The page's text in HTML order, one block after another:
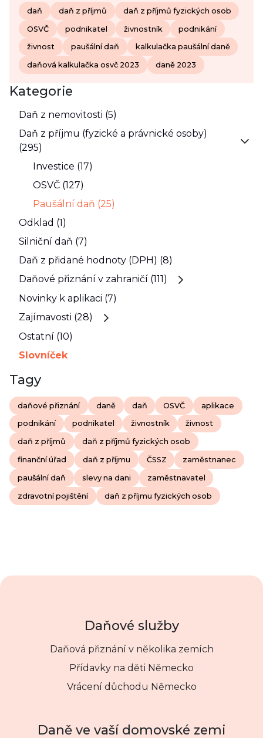
daň daň z příjmů daň z příjmů fyzických osob
OSVČ podnikatel živnostník podnikání
živnost paušální daň kalkulačka paušální daně
daňová kalkulačka osvč 2023 daně 2023
Kategorie
Daň z nemovitosti (5)
Daň z příjmu (fyzické a právnické osoby)
(295)
Investice (17)
OSVČ (127)
Paušální daň (25)
Odklad (1)
Silniční daň (7)
Daň z přidané hodnoty (DPH) (8)
Daňové přiznání v zahraničí (111)
Novinky k aplikaci (7)
Zajímavosti (28)
Ostatní (10)
Slovníček
Tagy
daňové přiznání daně daň OSVČ aplikace
podnikání podnikatel živnostník živnost
daň z příjmů daň z příjmů fyzických osob
finanční úřad daň z příjmu ČSSZ zaměstnanec
paušální daň slevy na dani zaměstnavatel
zdravotní pojištění daň z příjmu fyzických osob
Daňové služby
Daňová přiznání v několika zemích
Přídavky na děti Německo
Vrácení důchodu Německo
Daně ve vaší domovské zemi